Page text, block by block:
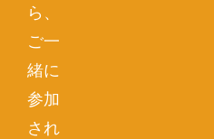
ら、
ご一
緒に
参加
され